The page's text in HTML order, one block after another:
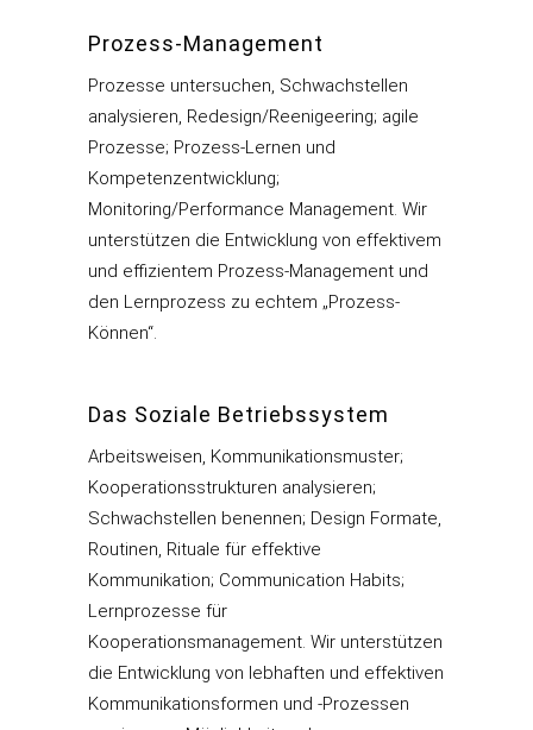
Prozess-Management
Prozesse untersuchen, Schwachstellen
analysieren, Redesign/Reenigeering; agile
Prozesse; Prozess-Lernen und
Kompetenzentwicklung;
Monitoring/Performance Management. Wir
unterstützen die Entwicklung von effektivem
und effizientem Prozess-Management und
den Lernprozess zu echtem „Prozess-
Können“.
Das Soziale Betriebssystem
Arbeitsweisen, Kommunikationsmuster;
Kooperationsstrukturen analysieren;
Schwachstellen benennen; Design Formate,
Routinen, Rituale für effektive
Kommunikation; Communication Habits;
Lernprozesse für
Kooperationsmanagement. Wir unterstützen
die Entwicklung von lebhaften und effektiven
Kommunikationsformen und -Prozessen